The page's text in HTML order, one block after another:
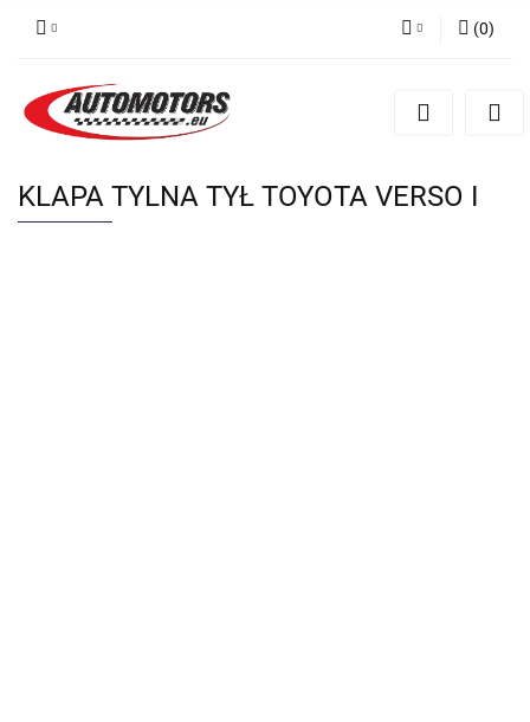
Zarejestruj się
(0)
KLAPA TYLNA TYŁ TOYOTA VERSO I